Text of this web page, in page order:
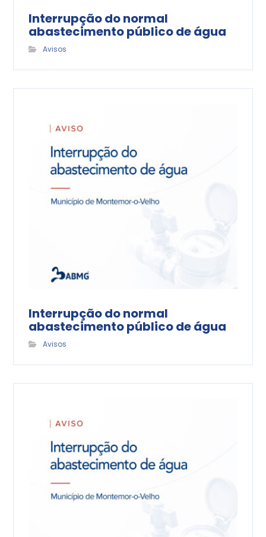
Interrupção do normal
abastecimento público de água
Avisos
Interrupção do normal
abastecimento público de água
Avisos